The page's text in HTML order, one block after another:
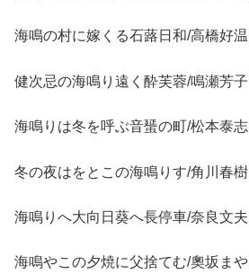
海鳴の村に嫁くる石蕗日和/高橋好温
健次忌の海鳴り遠く酔芙蓉/鳴瀬芳子
海鳴りは冬を呼ぶ音蜑の町/松本泰志
冬の夜はをとこの海鳴りす/角川春樹
海鳴りへ大向日葵へ長停車/奈良文夫
海鳴やこの夕焼に父捨てむ/奧坂まや